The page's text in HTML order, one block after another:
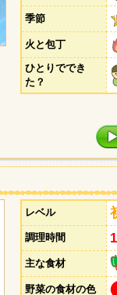
季節
火と包丁
ひとりででき
た？
レベル
調理時間
主な食材
野菜の食材の色